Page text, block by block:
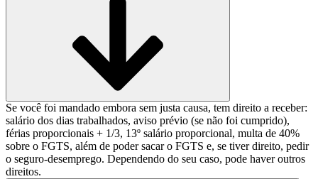
Se você foi mandado embora sem justa causa, tem direito a receber:
salário dos dias trabalhados, aviso prévio (se não foi cumprido),
férias proporcionais + 1/3, 13º salário proporcional, multa de 40%
sobre o FGTS, além de poder sacar o FGTS e, se tiver direito, pedir
o seguro-desemprego. Dependendo do seu caso, pode haver outros
direitos.